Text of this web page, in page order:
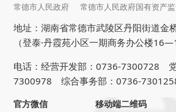
常德市人民政府 常德市人民政府国有资产
地址：湖南省常德市武陵区丹阳街道金
（登泰·丹霞苑小区一期商务办公楼
电话：经营开发部：0736-7300728
7300978 综合事务部：0736-
官方微信 移动端二维码